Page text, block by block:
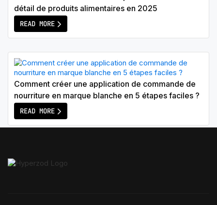
détail de produits alimentaires en 2025
READ MORE
Comment créer une application de commande de
nourriture en marque blanche en 5 étapes faciles ?
READ MORE